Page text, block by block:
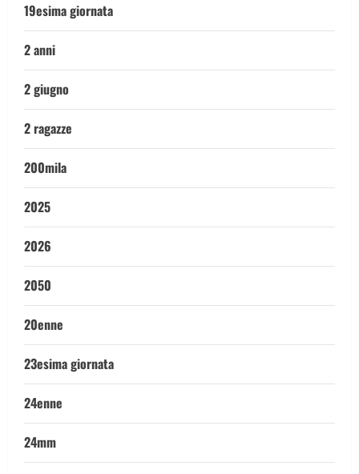
19esima giornata
2 anni
2 giugno
2 ragazze
200mila
2025
2026
2050
20enne
23esima giornata
24enne
24mm